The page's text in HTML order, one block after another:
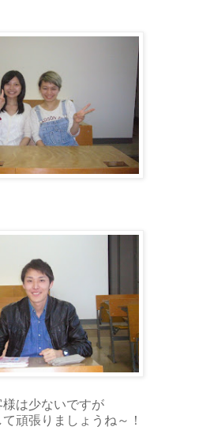
は少ないですが
頑張りましょうね～！